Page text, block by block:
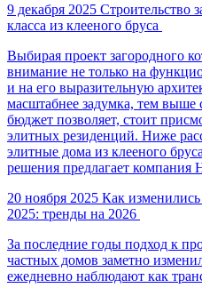
9 декабря 2025 Строительство
класса из клееного бруса
Выбирая проект загородного
внимание не только на
и на его выразительную
масштабнее задумка, тем выше
бюджет позволяет, стоит
элитных резиденций. Ниже
элитные дома из клееного
решения предлагает
20 ноября 2025 Как
2025: тренды на 2026
За последние годы подход к
частных домов заметно
ежедневно наблюдают как